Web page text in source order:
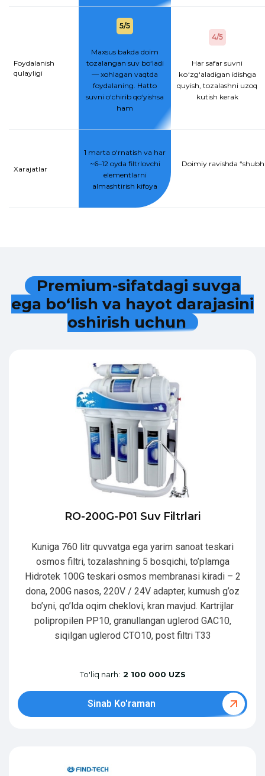
Foydalanish
qulayligi
5/5
Maxsus bakda doim
tozalangan suv bo‘ladi
— xohlagan vaqtda
foydalaning. Hatto
suvni o‘chirib qo‘yishsa
ham
4/5
Har safar suvni
kо‘zg‘aladigan idishga
quyish, tozalashni uzoq
kutish kerak
Xarajatlar
1 marta o‘rnatish va har
~6–12 oyda filtrlovchi
elementlarni
almashtirish kifoya
Doimiy ravishda
Premium-sifatdagi suvga
ega bo‘lish va hayot darajasini
oshirish uchun
RO-200G-P01 Suv Filtrlari
Kuniga 760 litr quvvatga ega yarim sanoat teskari
osmos filtri, tozalashning 5 bosqichi, to’plamga
Hidrotek 100G teskari osmos membranasi kiradi – 2
dona, 200G nasos, 220V / 24V adapter, kumush g’oz
bo’yni, qo’lda oqim cheklovi, kran mavjud. Kartrijlar
polipropilen PP10, granullangan uglerod GAC10,
siqilgan uglerod CTO10, post filtri T33
To'liq narh: 2 100 000 UZS
Sinab Ko'raman